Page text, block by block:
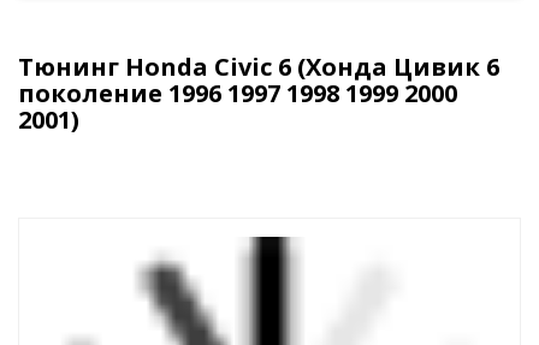
Тюнинг Honda Civic 6 (Хонда Цивик 6
поколение 1996 1997 1998 1999 2000
2001)